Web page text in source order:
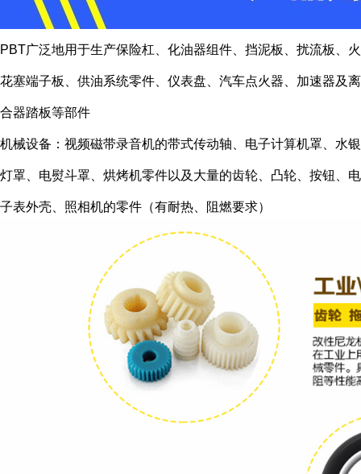
PBT广泛地用于生产保险杠、化油器组件、挡泥板、扰流板、火
花塞端子板、供油系统零件、仪表盘、汽车点火器、加速器及离
合器踏板等部件
机械设备：视频磁带录音机的带式传动轴、电子计算机罩、水银
灯罩、电熨斗罩、烘烤机零件以及大量的齿轮、凸轮、按钮、电
子表外壳、照相机的零件（有耐热、阻燃要求）